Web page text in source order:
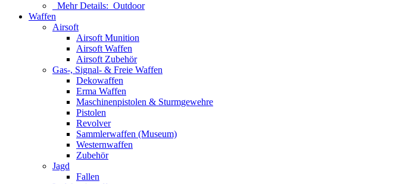
Mehr Details: Outdoor
Waffen
Airsoft
Airsoft Munition
Airsoft Waffen
Airsoft Zubehör
Gas-, Signal- & Freie Waffen
Dekowaffen
Erma Waffen
Maschinenpistolen & Sturmgewehre
Pistolen
Revolver
Sammlerwaffen (Museum)
Westernwaffen
Zubehör
Jagd
Fallen